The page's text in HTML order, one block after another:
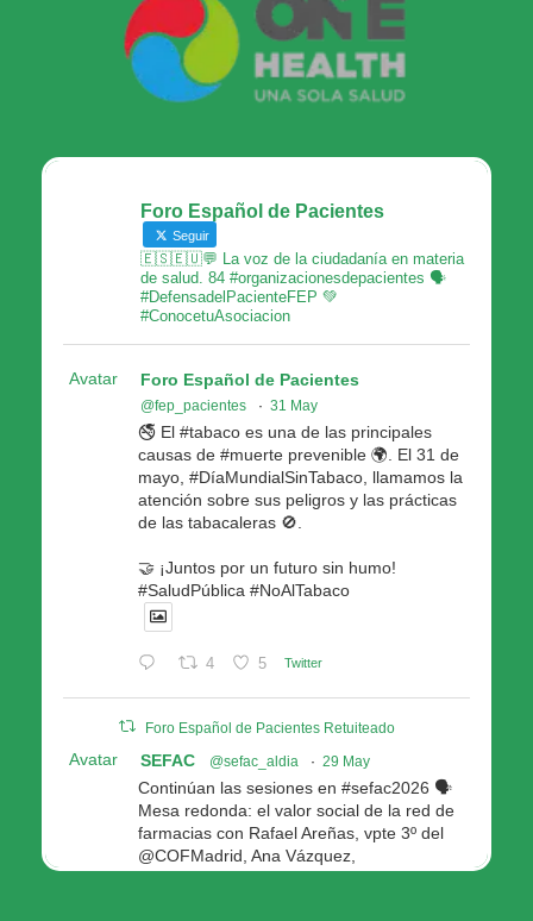
Foro Español de Pacientes
Seguir
🇪🇸🇪🇺💬 La voz de la ciudadanía en materia
de salud. 84 #organizacionesdepacientes 🗣
#DefensadelPacienteFEP 💚
#ConocetuAsociacion
Avatar Foro Español de Pacientes
@fep_pacientes · 31 May
🚭 El #tabaco es una de las principales
causas de #muerte prevenible 🌍. El 31 de
mayo, #DíaMundialSinTabaco, llamamos la
atención sobre sus peligros y las prácticas
de las tabacaleras 🚫.
🤝 ¡Juntos por un futuro sin humo!
#SaludPública #NoAlTabaco
4 5 Twitter
Foro Español de Pacientes Retuiteado
Avatar SEFAC @sefac_aldia · 29 May
Continúan las sesiones en #sefac2026 🗣️
Mesa redonda: el valor social de la red de
farmacias con Rafael Areñas, vpte 3º del
@COFMadrid, Ana Vázquez,